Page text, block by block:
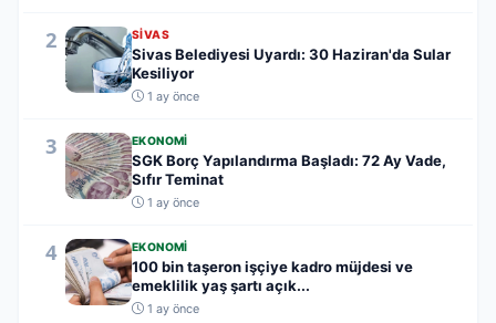
2 SIVAS
Sivas Belediyesi Uyardı: 30 Haziran'da Sular
Kesiliyor
1 ay önce
3 EKONOMI
SGK Borç Yapılandırma Başladı: 72 Ay Vade,
Sıfır Teminat
1 ay önce
4 EKONOMI
100 bin taşeron işçiye kadro müjdesi ve
emeklilik yaş şartı açık...
1 ay önce